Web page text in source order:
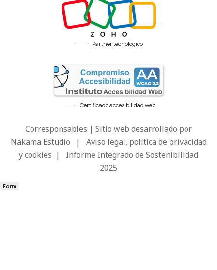
Partner tecnológico
Certificado accesibilidad web
Corresponsables | Sitio web desarrollado por
Nakama Estudio | Aviso legal, política de privacidad
y cookies | Informe Integrado de Sostenibilidad
2025
Form